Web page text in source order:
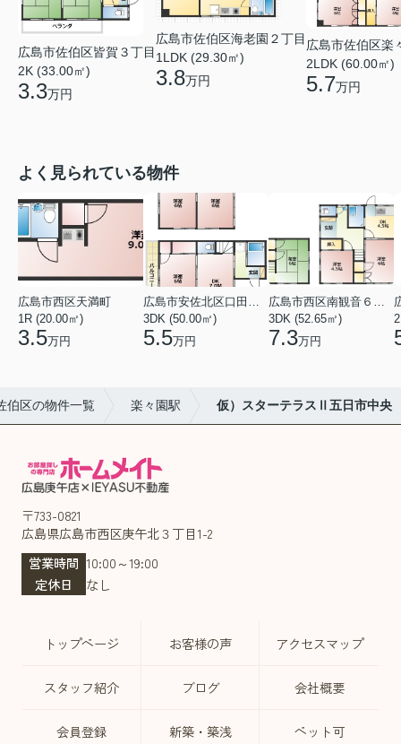
広島市佐伯区皆賀３丁目
2K (33.00㎡)
3.3万円
広島市佐伯区海老園２丁目
1LDK (29.30㎡)
3.8万円
広島市佐伯区楽
2LDK (60.00㎡)
5.7万円
よく見られている物件
広島市西区天満町
1R (20.00㎡)
3.5万円
3DK (50.00㎡)
5.5万円
3DK (52.65㎡)
7.3万円
伯区の物件一覧 楽々園駅 仮）スターテラスⅡ五日市中央
〒733-0821
広島県広島市西区庚午北３丁目1-2
営業時間 10:00～19:00
定休日
なし
トップページ お客様の声 アクセスマップ
スタッフ紹介 ブログ 会社概要
会員登録 新築・築浅 ペット可